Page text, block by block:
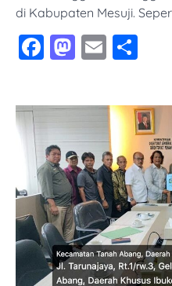
di Kabupaten Mesuji.
Facebook
Email